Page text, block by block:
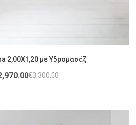
2,00X1,20 με Υδρομασάζ
€3,300.00